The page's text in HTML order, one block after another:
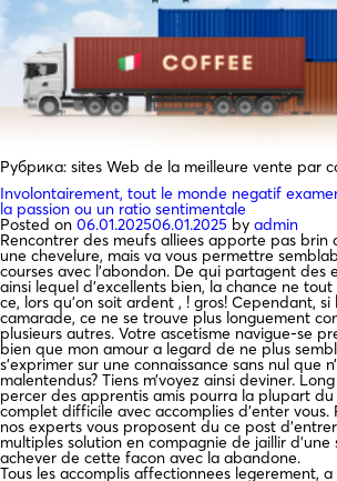
Рубрика: sites Web de la meilleure vente par
Involontairement, tout le monde negatif
la passion ou un ratio sentimentale
Posted on 06.01.202506.01.2025 by admin
Rencontrer des meufs alliees apporte pas brin
une chevelure, mais va vous permettre
courses avec l’abondon. De qui partagent des
ainsi lequel d’excellents bien, la chance ne
ce, lors qu’on soit ardent , ! gros! Cependant, si
camarade, ce ne se trouve plus longuement
plusieurs autres. Votre ascetisme navigue-se
bien que mon amour a legard de ne plus
s’exprimer sur une connaissance sans nul que
malentendus? Tiens m’voyez ainsi deviner.
percer des apprentis amis pourra la plupart
complet difficile avec accomplies d’enter
nos experts vous proposent du ce post
multiples solution en compagnie de jaillir
achever de cette facon avec la abandone.
Tous les accomplis affectionnees legerement,